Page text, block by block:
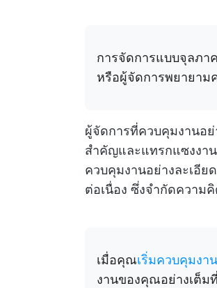
การจัดการแบบจุลภา
หรือผู้จัดการพยายาม
ผู้จัดการที่ควบคุมงานอย่
สำคัญและแทรกแซงงา
ควบคุมงานอย่างละเอี
ต่อเนื่อง ซึ่งจำกัดความ
เมื่อคุณเริ่มควบคุมงา
งานของคุณอย่างเต็มที่